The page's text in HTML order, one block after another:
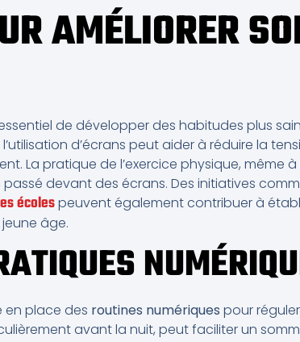
AMÉLIORER
de développer des habitudes plus
d’écrans peut aider à réduire la
La pratique de l’exercice physique, même
devant des écrans. Des initiatives
écolespeuvent également contribuer à
âge.
en place des routines numériques pour
avant la nuit, peut faciliter un